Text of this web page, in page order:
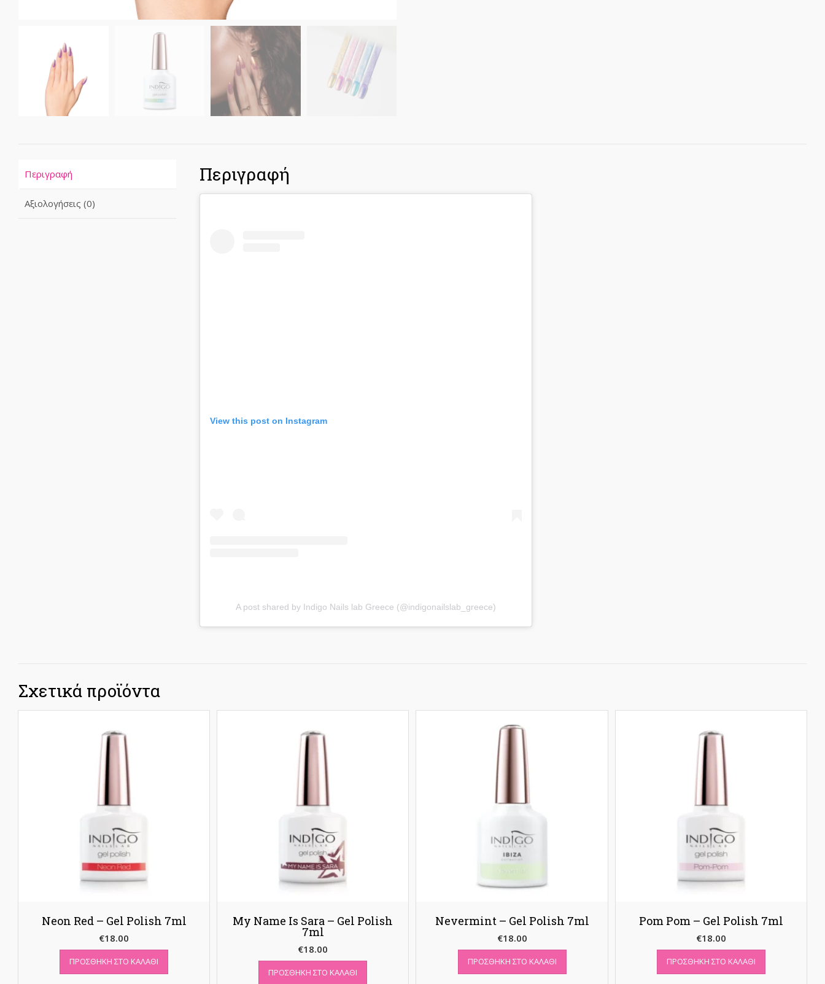
Περιγραφή
Αξιολογήσεις (0)
Περιγραφή
View this post on Instagram
A post shared by Indigo Nails lab Greece (@indigonailslab_greece)
Σχετικά προϊόντα
Neon Red – Gel Polish 7ml
€18.00
ΠΡΟΣΘΉΚΗ ΣΤΟ ΚΑΛΆΘΙ
My Name Is Sara – Gel Polish
7ml
€18.00
ΠΡΟΣΘΉΚΗ ΣΤΟ ΚΑΛΆΘΙ
Nevermint – Gel Polish 7ml
€18.00
ΠΡΟΣΘΉΚΗ ΣΤΟ ΚΑΛΆΘΙ
Pom Pom – Gel Polish 7ml
€18.00
ΠΡΟΣΘΉΚΗ ΣΤΟ ΚΑΛΆΘΙ